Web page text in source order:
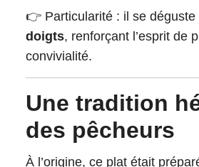
👉 Particularité : il se déguste
doigts, renforçant l’esprit de
convivialité.
Une tradition héritée
des pêcheurs
À l’origine, ce plat était